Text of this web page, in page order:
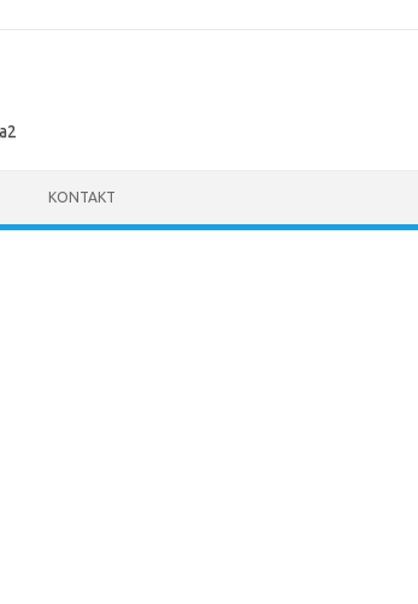
KONTAKT